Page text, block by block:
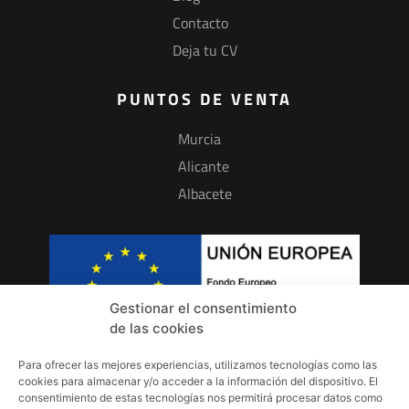
Gestionar el consentimiento
de las cookies
Para ofrecer las mejores experiencias, utilizamos tecnologías como las
cookies para almacenar y/o acceder a la información del dispositivo. El
consentimiento de estas tecnologías nos permitirá procesar datos como
Contacto
Deja tu CV
PUNTOS DE VENTA
Murcia
Alicante
Albacete
INFORMACIÓN